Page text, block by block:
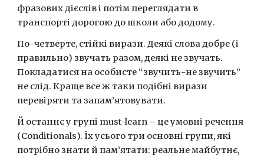
фразових дієслів і потім переглядати в
транспорті дорогою до школи або додому.
По-четверте, стійкі вирази. Деякі слова добре (і
правильно) звучать разом, деякі не звучать.
Покладатися на особисте “звучить-не звучить”
не слід. Краще все ж таки подібні вирази
перевіряти та запам’ятовувати.
Й останнє у групі must-learn – це умовні речення
(Conditionals). Їх усього три основні групи, які
потрібно знати й пам’ятати: реальне майбутнє,